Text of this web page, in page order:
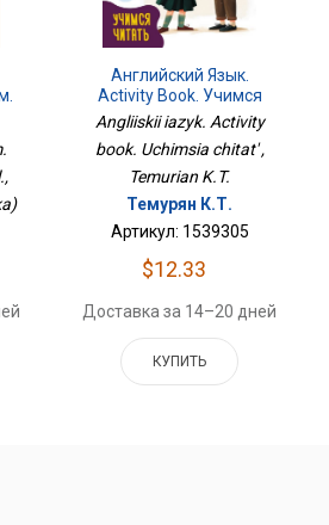
Английский Язык.
Activity Book. Учимся
Читать
Angliiskii iazyk. Activity
book. Uchimsia chitat' ,
Temurian K.T.
Темурян К.Т.
Артикул: 1539305
$12.33
Доставка за 14–20 дней
КУПИТЬ